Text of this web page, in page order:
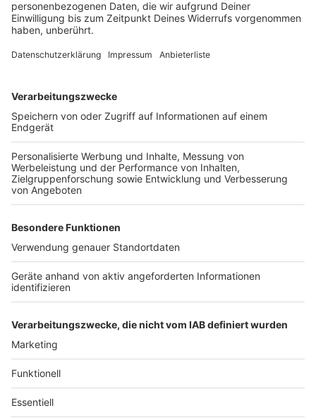
Wenn der Hund nicht mit ins Büro darf, können
Alternativen wie Hundesitter, Hundetagesstätten oder
Homeoffice-Tage helfen, Beruf und Hundehaltung zu
vereinbaren.
Kein Anspruch auf Bürohund - aber Wege zur
Einigung
Anzeige
Das Düsseldorfer Urteil zeigt klar: Ein Hund im Job ist
kein Recht, sondern eine freiwillige Entscheidung des
Arbeitgebers. Wer auf seinen Vierbeiner nicht
verzichten will, sollte frühzeitig für klare Absprachen
sorgen und offen für Kompromisse sein.
Anzeige